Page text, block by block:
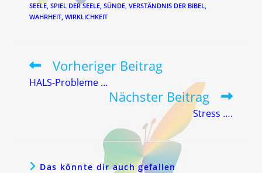
SEELE SPIEL DER SEELE SÜNDE VERSTÄNDNIS DER BIBEL
WAHRHEIT WIRKLICHKEIT
Weitere
ansehen
Vorheriger Beitrag
HALS-Probleme …
Nächster Beitrag
Stress ….
Das könnte dir auch gefallen